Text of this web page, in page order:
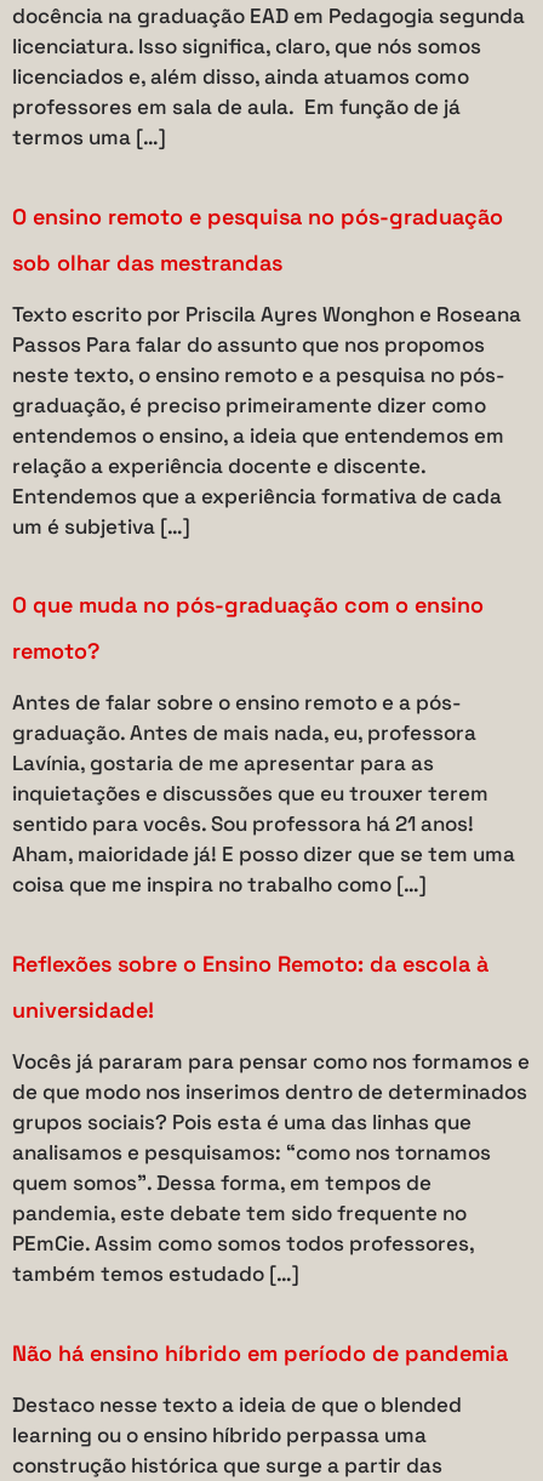
docência na graduação EAD em Pedagogia segunda
licenciatura. Isso significa, claro, que nós somos
licenciados e, além disso, ainda atuamos como
professores em sala de aula. Em função de já
termos uma […]
O ensino remoto e pesquisa no pós-graduação
sob olhar das mestrandas
Texto escrito por Priscila Ayres Wonghon e Roseana
Passos Para falar do assunto que nos propomos
neste texto, o ensino remoto e a pesquisa no pós-
graduação, é preciso primeiramente dizer como
entendemos o ensino, a ideia que entendemos em
relação a experiência docente e discente.
Entendemos que a experiência formativa de cada
um é subjetiva […]
O que muda no pós-graduação com o ensino
remoto?
Antes de falar sobre o ensino remoto e a pós-
graduação. Antes de mais nada, eu, professora
Lavínia, gostaria de me apresentar para as
inquietações e discussões que eu trouxer terem
sentido para vocês. Sou professora há 21 anos!
Aham, maioridade já! E posso dizer que se tem uma
coisa que me inspira no trabalho como […]
Reflexões sobre o Ensino Remoto: da escola à
universidade!
Vocês já pararam para pensar como nos formamos e
de que modo nos inserimos dentro de determinados
grupos sociais? Pois esta é uma das linhas que
analisamos e pesquisamos: “como nos tornamos
quem somos”. Dessa forma, em tempos de
pandemia, este debate tem sido frequente no
PEmCie. Assim como somos todos professores,
também temos estudado […]
Não há ensino híbrido em período de pandemia
Destaco nesse texto a ideia de que o blended
learning ou o ensino híbrido perpassa uma
construção histórica que surge a partir das